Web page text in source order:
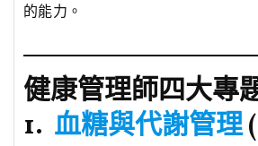
的能力。
健康管理師四大專
1. 血糖與代謝管理(